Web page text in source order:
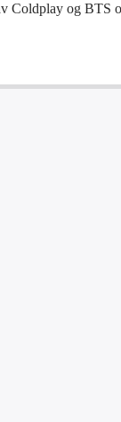
Coldplay og BTS